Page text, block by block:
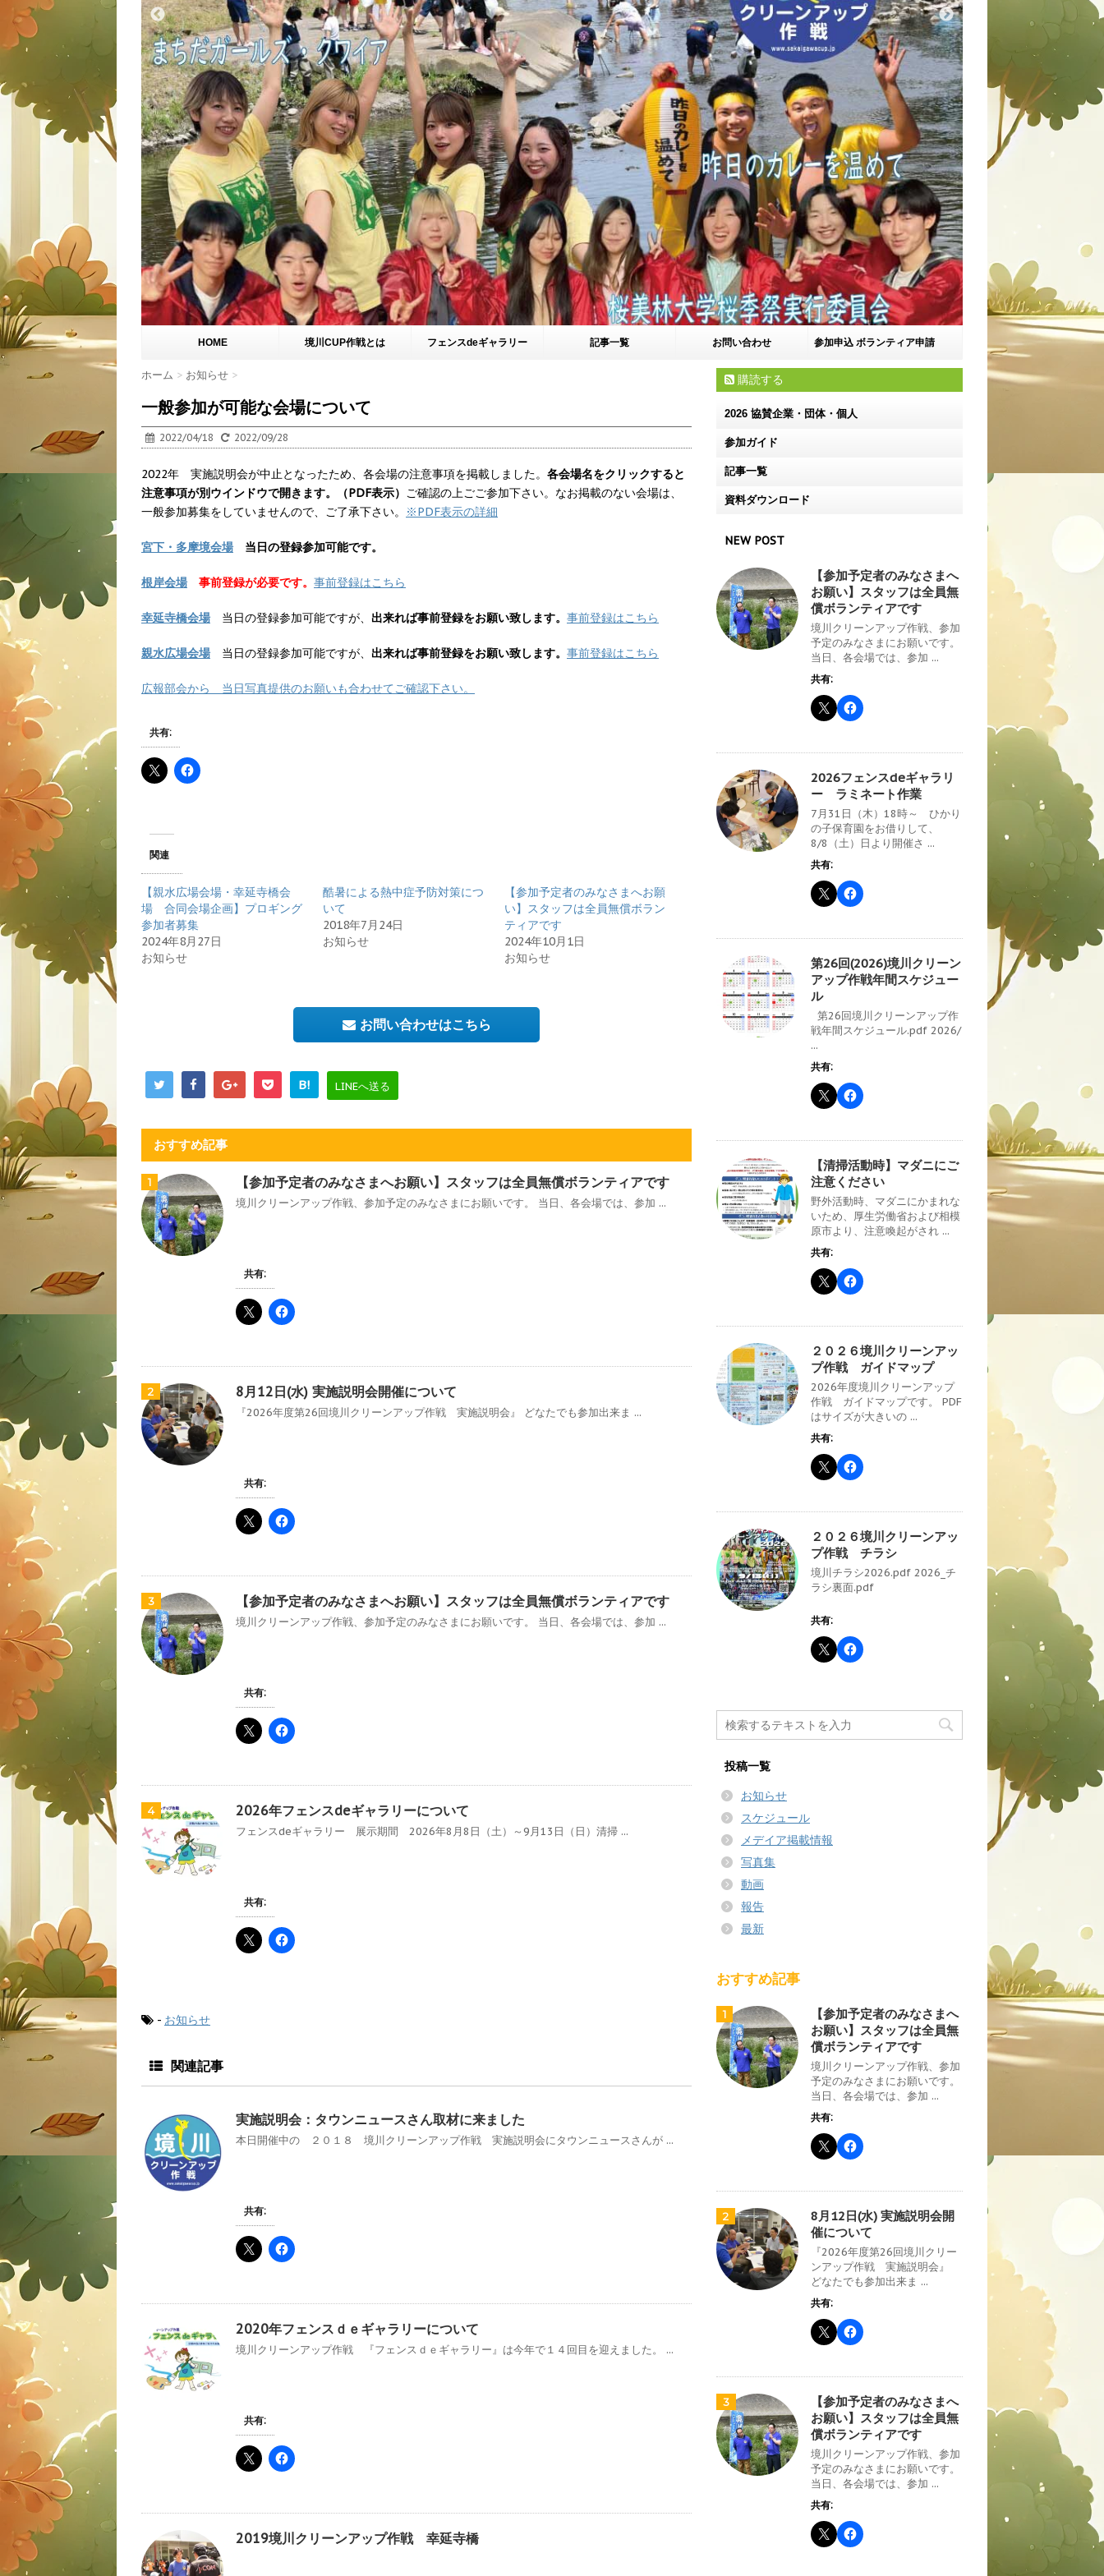
HOME 境川CUP作戦とは フェンスdeギャラリー 記事一覧 お問い合わせ 参加申込 ボランティア申請
ホーム > お知らせ >
一般参加が可能な会場について
2022/04/18 2022/09/28
2022年 実施説明会が中止となったため、各会場の注意事項を掲載しました。 各会場名をクリックすると
注意事項が別ウインドウで開きます。（PDF表示） ご確認の上ごご参加下さい。なお掲載のない会場は、
一般参加募集をしていませんので、ご了承下さい。
※PDF表示の詳細
宮下・多摩境会場 当日の登録参加可能です。
根岸会場 事前登録が必要です。 事前登録はこちら
幸延寺橋会場 当日の登録参加可能ですが、 出来れば事前登録をお願い致します。 事前登録はこちら
親水広場会場 当日の登録参加可能ですが、 出来れば事前登録をお願い致します。 事前登録はこちら
広報部会から 当日写真提供のお願いも合わせてご確認下さい。
共有:
関連
【親水広場会場・幸延寺橋会
場 合同会場企画】プロギング
参加者募集
2024年8月27日
お知らせ
酷暑による熱中症予防対策につ
いて
2018年7月24日
お知らせ
【参加予定者のみなさまへお願
い】スタッフは全員無償ボラン
ティアです
2024年10月1日
お知らせ
お問い合わせはこちら
B! LINEへ送る
おすすめ記事
1 【参加予定者のみなさまへお願い】スタッフは全員無償ボランティアです
境川クリーンアップ作戦、参加予定のみなさまにお願いです。 当日、各会場では、参加 ...
共有:
2 8月12日(水) 実施説明会開催について
『2026年度第26回境川クリーンアップ作戦 実施説明会』 どなたでも参加出来ま ...
共有:
3 【参加予定者のみなさまへお願い】スタッフは全員無償ボランティアです
境川クリーンアップ作戦、参加予定のみなさまにお願いです。 当日、各会場では、参加 ...
共有:
4 2026年フェンスdeギャラリーについて
フェンスdeギャラリー 展示期間 2026年8月8日（土）～9月13日（日）清掃 ...
共有:
- お知らせ
関連記事
実施説明会：タウンニュースさん取材に来ました
本日開催中の ２０１８ 境川クリーンアップ作戦 実施説明会にタウンニュースさんが ...
共有:
2020年フェンスｄｅギャラリーについて
境川クリーンアップ作戦 『フェンスｄｅギャラリー』は今年で１４回目を迎えました。 ...
共有:
2019境川クリーンアップ作戦 幸延寺橋
購読する
2026 協賛企業・団体・個人
参加ガイド
記事一覧
資料ダウンロード
NEW POST
【参加予定者のみなさまへ
お願い】スタッフは全員無
償ボランティアです
境川クリーンアップ作戦、参加
予定のみなさまにお願いです。
当日、各会場では、参加 ...
共有:
2026フェンスdeギャラリ
ー ラミネート作業
7月31日（木）18時～ ひかり
の子保育園をお借りして、
8/8（土）日より開催さ ...
共有:
第26回(2026)境川クリーン
アップ作戦年間スケジュー
ル
第26回境川クリーンアップ作
戦年間スケジュール.pdf 2026/
...
共有:
【清掃活動時】マダニにご
注意ください
野外活動時、マダニにかまれな
いため、厚生労働省および相模
原市より、注意喚起がされ ...
共有:
２０２６境川クリーンアッ
プ作戦 ガイドマップ
2026年度境川クリーンアップ
作戦 ガイドマップです。 PDF
はサイズが大きいの ...
共有:
２０２６境川クリーンアッ
プ作戦 チラシ
境川チラシ2026.pdf 2026_チ
ラシ裏面.pdf
共有:
投稿一覧
お知らせ
スケジュール
メデイア掲載情報
写真集
動画
報告
最新
おすすめ記事
1
【参加予定者のみなさまへ
お願い】スタッフは全員無
償ボランティアです
境川クリーンアップ作戦、参加
予定のみなさまにお願いです。
当日、各会場では、参加 ...
共有:
2
8月12日(水) 実施説明会開
催について
『2026年度第26回境川クリー
ンアップ作戦 実施説明会』
どなたでも参加出来ま ...
共有:
3
【参加予定者のみなさまへ
お願い】スタッフは全員無
償ボランティアです
境川クリーンアップ作戦、参加
予定のみなさまにお願いです。
当日、各会場では、参加 ...
共有: